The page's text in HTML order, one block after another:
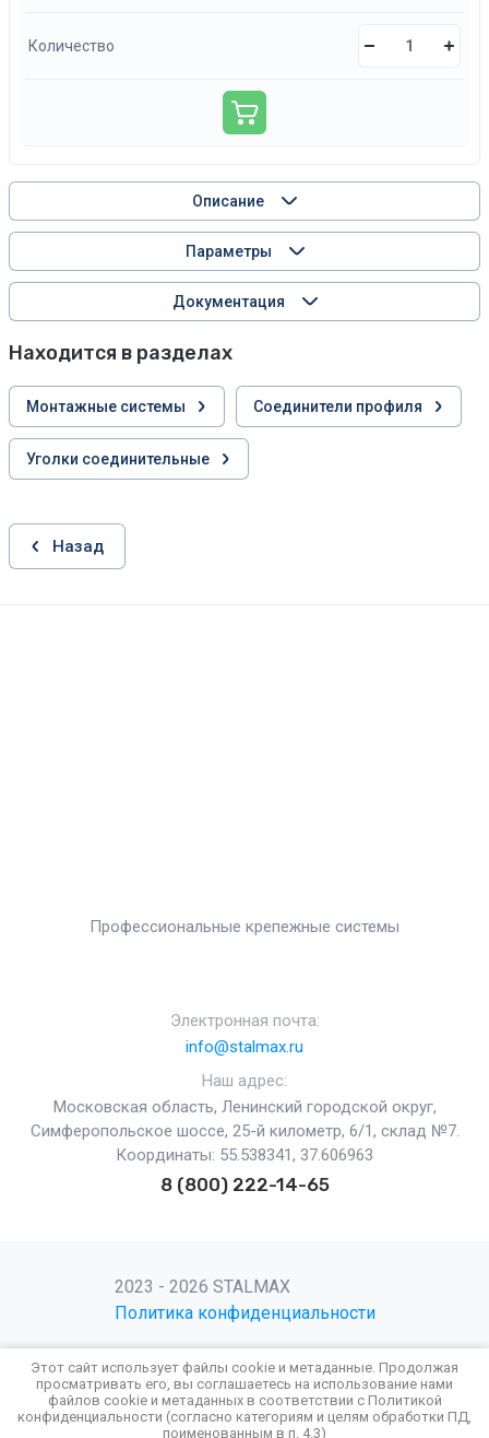
Количество
Описание
Параметры
Документация
Находится в разделах
Монтажные системы Соединители профиля
Уголки соединительные
Назад
Профессиональные крепежные системы
Электронная почта:
info@stalmax.ru
Наш адрес:
Московская область, Ленинский городской округ,
Симферопольское шоссе, 25-й километр, 6/1, склад №7.
Координаты: 55.538341, 37.606963
8 (800) 222-14-65
2023 - 2026 STALMAX
Политика конфиденциальности
Поддержка.Разработка сайтовв Megagroup.
Этот сайт использует файлы cookie и метаданные. Продолжая
просматривать его, вы соглашаетесь на использование нами
файлов cookie и метаданных в соответствии с Политикой
конфиденциальности (согласно категориям и целям обработки ПД,
поименованным в п. 4.3)